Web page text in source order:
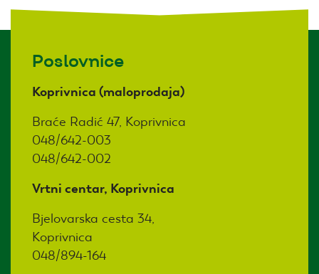
Poslovnice
Koprivnica (maloprodaja)
Braće Radić 47, Koprivnica
048/642-003
048/642-002
Vrtni centar, Koprivnica
Bjelovarska cesta 34,
Koprivnica
048/894-164